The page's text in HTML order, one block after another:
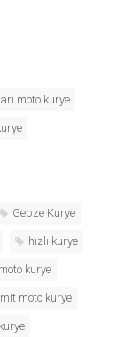
moto kurye
Gebze Kurye
hızlı kurye
kurye
moto kurye